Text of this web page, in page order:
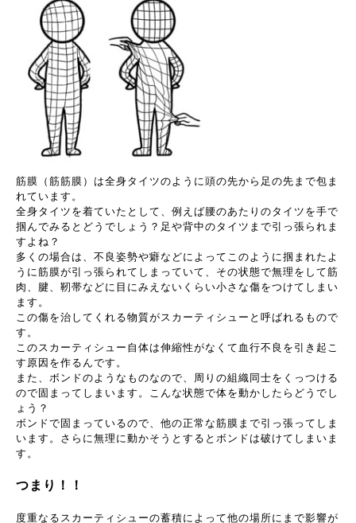
筋膜（筋筋膜）は全身タイツのように頭の先から足の先まで包ま
れています。
全身タイツを着ていたとして、例えば腰のあたりのタイツを手で
掴んでみるとどうでしょう？足や背中のタイツまで引っ張られま
すよね？
多くの場合は、不良姿勢や癖などによってこのように掴まれたよ
うに筋膜が引っ張られてしまっていて、その状態で無理をして筋
肉、腱、靭帯などに目にみえないくらい小さな傷をつけてしまい
ます。
この傷を治してくれる物質がスカーティシューと呼ばれるもので
す。
このスカーティシュー自体は伸縮性がなくて血行不良を引き起こ
す原因を作るんです。
また、ボンドのようなものなので、周りの組織同士をくっつける
ので固まってしまいます。こんな状態で体を動かしたらどうでし
ょう？
ボンドで固まっているので、他の正常な筋膜まで引っ張ってしま
います。さらに無理に動かそうとするとボンドは破けてしまいま
す。
つまり！！
度重なるスカーティシューの蓄積によって他の場所にまで影響が